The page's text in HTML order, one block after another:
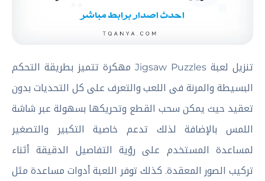
تنزيل لعبة Jigsaw Puzzles مهكرة تتميز بطريقة التحكم
البسيطة والمرنة فى اللعب والتعرف على كل التحديات بدون
تعقيد حيث يمكن سحب القطع وتحريكها بسهولة عبر شاشة
اللمس بالإضافة لذلك تدعم خاصية التكبير والتصغير
لمساعدة المستخدم على رؤية التفاصيل الدقيقة أثناء
تركيب الصور المعقدة. كذلك توفر اللعبة أدوات مساعدة مثل